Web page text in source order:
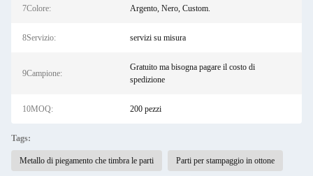
7Colore: Argento, Nero, Custom.
8Servizio: servizi su misura
9Campione:
Gratuito ma bisogna pagare il costo di
spedizione
10MOQ: 200 pezzi
Tags:
Metallo di piegamento che timbra le parti Parti per stampaggio in ottone